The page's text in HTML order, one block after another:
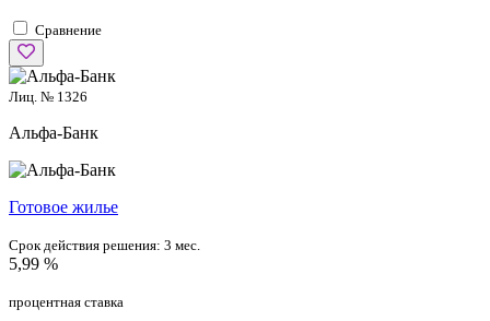
Сравнение
Лиц. № 1326
Альфа-Банк
Готовое жилье
Срок действия решения: 3 мес.
5,99 %
процентная ставка